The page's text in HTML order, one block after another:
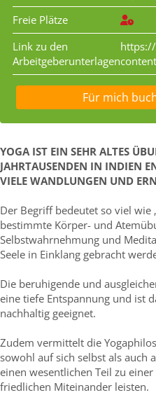
Freie Plätze
Link zu den
Arbeitgeberunterlagen
Für mich
YOGA IST EIN SEHR ALTES
JAHRTAUSENDEN IN INDIEN
VIELE WANDLUNGEN UND
Der Begriff bedeutet so viel wie
bestimmte Körper- und
Selbstwahrnehmung und
Seele in Einklang gebracht
Die beruhigende und
eine tiefe Entspannung und ist
nachhaltig geeignet.
Zudem vermittelt die
sowohl auf sich selbst als auch
einen wesentlichen Teil zu
friedlichen Miteinander leisten.